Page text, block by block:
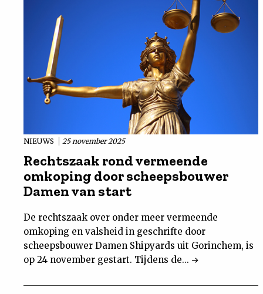
NIEUWS 25 november 2025
Rechtszaak rond vermeende
omkoping door scheepsbouwer
Damen van start
De rechtszaak over onder meer vermeende
omkoping en valsheid in geschrifte door
scheepsbouwer Damen Shipyards uit Gorinchem, is
op 24 november gestart. Tijdens de...